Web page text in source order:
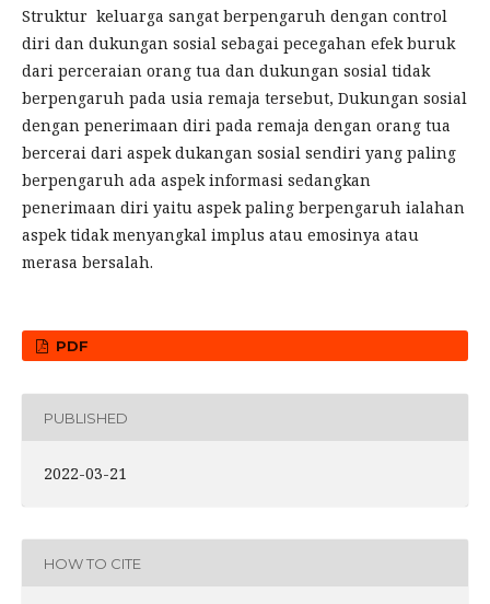
Struktur keluarga sangat berpengaruh dengan control
diri dan dukungan sosial sebagai pecegahan efek buruk
dari perceraian orang tua dan dukungan sosial tidak
berpengaruh pada usia remaja tersebut, Dukungan sosial
dengan penerimaan diri pada remaja dengan orang tua
bercerai dari aspek dukangan sosial sendiri yang paling
berpengaruh ada aspek informasi sedangkan
penerimaan diri yaitu aspek paling berpengaruh ialahan
aspek tidak menyangkal implus atau emosinya atau
merasa bersalah.
PDF
PUBLISHED
2022-03-21
HOW TO CITE